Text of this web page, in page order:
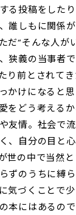
る投稿をした
誰しもに関係
だ“そんな人が
狭義の当事者
り前とされて
かけになると
をどう考える
友情。社会で
、自分の目と
世の中で当然
ずのうちに縛ら
気づくことで
本にはあるの